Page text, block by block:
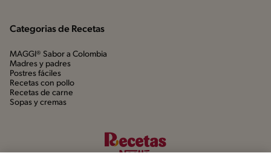
Categorias de Recetas
MAGGI® Sabor a Colombia
Madres y padres
Postres fáciles
Recetas con pollo
Recetas de carne
Sopas y cremas